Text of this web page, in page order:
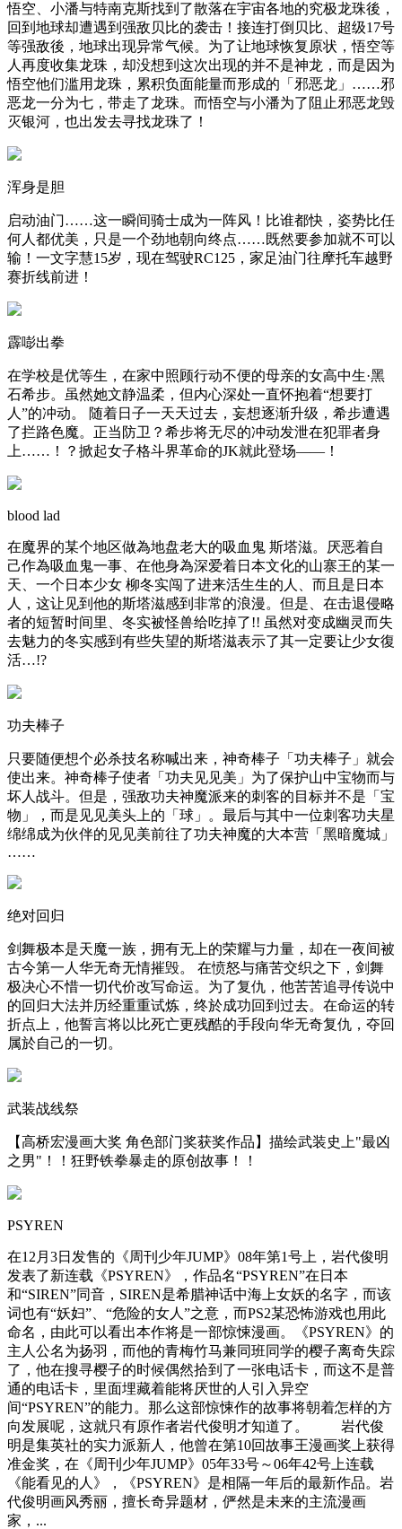
悟空、小潘与特南克斯找到了散落在宇宙各地的究极龙珠後，
回到地球却遭遇到强敌贝比的袭击！接连打倒贝比、超级17号
等强敌後，地球出现异常气候。为了让地球恢复原状，悟空等
人再度收集龙珠，却没想到这次出现的并不是神龙，而是因为
悟空他们滥用龙珠，累积负面能量而形成的「邪恶龙」……邪
恶龙一分为七，带走了龙珠。而悟空与小潘为了阻止邪恶龙毁
灭银河，也出发去寻找龙珠了！
浑身是胆
启动油门……这一瞬间骑士成为一阵风！比谁都快，姿势比任
何人都优美，只是一个劲地朝向终点……既然要参加就不可以
输！一文字慧15岁，现在驾驶RC125，家足油门往摩托车越野
赛折线前进！
霹嘭出拳
在学校是优等生，在家中照顾行动不便的母亲的女高中生·黑
石希步。虽然她文静温柔，但内心深处一直怀抱着“想要打
人”的冲动。 随着日子一天天过去，妄想逐渐升级，希步遭遇
了拦路色魔。正当防卫？希步将无尽的冲动发泄在犯罪者身
上……！？掀起女子格斗界革命的JK就此登场――！
blood lad
在魔界的某个地区做為地盘老大的吸血鬼 斯塔滋。厌恶着自
己作為吸血鬼一事、在他身為深爱着日本文化的山寨王的某一
天、一个日本少女 柳冬实闯了进来活生生的人、而且是日本
人，这让见到他的斯塔滋感到非常的浪漫。但是、在击退侵略
者的短暂时间里、冬实被怪兽给吃掉了!! 虽然对变成幽灵而失
去魅力的冬实感到有些失望的斯塔滋表示了其一定要让少女復
活…!?
功夫棒子
只要随便想个必杀技名称喊出来，神奇棒子「功夫棒子」就会
使出来。神奇棒子使者「功夫见见美」为了保护山中宝物而与
坏人战斗。但是，强敌功夫神魔派来的刺客的目标并不是「宝
物」，而是见见美头上的「球」。最后与其中一位刺客功夫星
绵绵成为伙伴的见见美前往了功夫神魔的大本营「黑暗魔城」
……
绝对回归
剑舞极本是天魔一族，拥有无上的荣耀与力量，却在一夜间被
古今第一人华无奇无情摧毁。 在愤怒与痛苦交织之下，剑舞
极决心不惜一切代价改写命运。为了复仇，他苦苦追寻传说中
的回归大法并历经重重试炼，终於成功回到过去。在命运的转
折点上，他誓言将以比死亡更残酷的手段向华无奇复仇，夺回
属於自己的一切。
武装战线祭
【高桥宏漫画大奖 角色部门奖获奖作品】描绘武装史上"最凶
之男"！！狂野铁拳暴走的原创故事！！
PSYREN
在12月3日发售的《周刊少年JUMP》08年第1号上，岩代俊明
发表了新连载《PSYREN》，作品名“PSYREN”在日本
和“SIREN”同音，SIREN是希腊神话中海上女妖的名字，而该
词也有“妖妇”、“危险的女人”之意，而PS2某恐怖游戏也用此
命名，由此可以看出本作将是一部惊悚漫画。《PSYREN》的
主人公名为扬羽，而他的青梅竹马兼同班同学的樱子离奇失踪
了，他在搜寻樱子的时候偶然拾到了一张电话卡，而这不是普
通的电话卡，里面埋藏着能将厌世的人引入异空
间“PSYREN”的能力。那么这部惊悚作的故事将朝着怎样的方
向发展呢，这就只有原作者岩代俊明才知道了。 岩代俊
明是集英社的实力派新人，他曾在第10回故事王漫画奖上获得
准金奖，在《周刊少年JUMP》05年33号～06年42号上连载
《能看见的人》，《PSYREN》是相隔一年后的最新作品。岩
代俊明画风秀丽，擅长奇异题材，俨然是未来的主流漫画
家，...